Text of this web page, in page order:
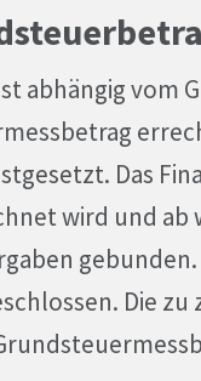
abhängig vom
Das
wird und
Die